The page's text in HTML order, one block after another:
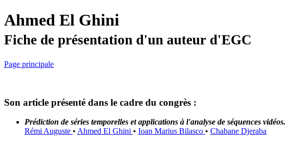
Ahmed El Ghini
Fiche de présentation d'un auteur d'EGC
Page principale
Son article présenté dans le cadre du congrès :
Prédiction de séries temporelles et applications à l'analyse de séquences vidéos.
Rémi Auguste • Ahmed El Ghini • Ioan Marius Bilasco • Chabane Djeraba